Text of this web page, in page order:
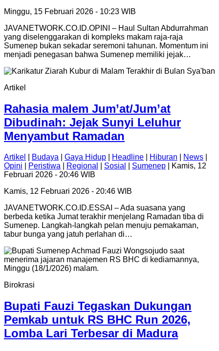
Minggu, 15 Februari 2026 - 10:23 WIB
JAVANETWORK.CO.ID.OPINI – Haul Sultan Abdurrahman
yang diselenggarakan di kompleks makam raja-raja
Sumenep bukan sekadar seremoni tahunan. Momentum ini
menjadi penegasan bahwa Sumenep memiliki jejak…
Artikel
Rahasia malem Jum’at/Jum’at
Dibudinah: Jejak Sunyi Leluhur
Menyambut Ramadan
Artikel Budaya Gaya Hidup Headline Hiburan News
Opini
Peristiwa Regional Sosial Sumenep | Kamis, 12
Februari 2026 - 20:46 WIB
Kamis, 12 Februari 2026 - 20:46 WIB
JAVANETWORK.CO.ID.ESSAI – Ada suasana yang
berbeda ketika Jumat terakhir menjelang Ramadan tiba di
Sumenep. Langkah-langkah pelan menuju pemakaman,
tabur bunga yang jatuh perlahan di…
Birokrasi
Bupati Fauzi Tegaskan Dukungan
Pemkab untuk RS BHC Run 2026,
Lomba Lari Terbesar di Madura